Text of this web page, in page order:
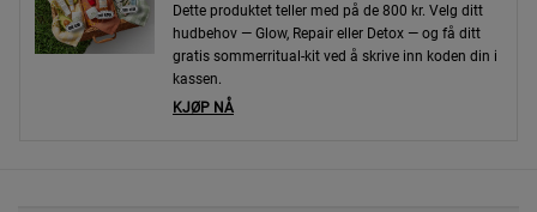
Dette produktet teller med på de 800 kr. Velg ditt
hudbehov — Glow, Repair eller Detox — og få ditt
gratis sommerritual-kit ved å skrive inn koden din i
kassen.
KJØP NÅ